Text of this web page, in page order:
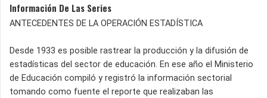
Información De Las Series
ANTECEDENTES DE LA OPERACIÓN ESTADÍSTICA
Desde 1933 es posible rastrear la producción y la difusión de
estadísticas del sector de educación. En ese año el Ministerio
de Educación compiló y registró la información sectorial
tomando como fuente el reporte que realizaban las